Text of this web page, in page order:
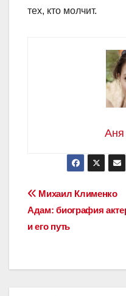
тех, кто молчит.
Аня
Навигация
по
Михаил Клименко
Адам: биография
и его путь